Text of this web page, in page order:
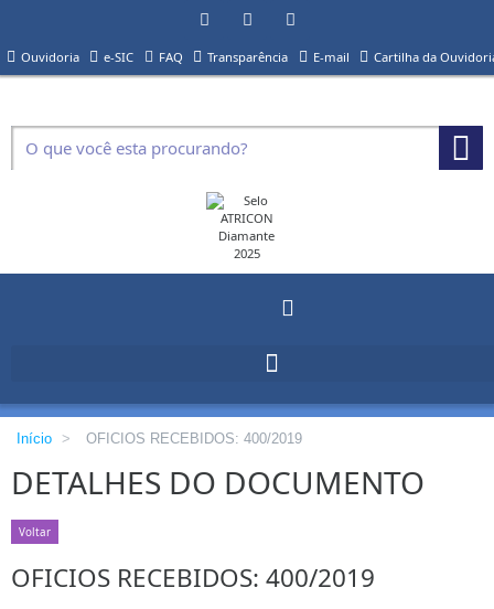
Ouvidoria e-SIC FAQ Transparência E-mail Cartilha da
Início > OFICIOS RECEBIDOS: 400/2019
DETALHES DO DOCUMENTO
Voltar
OFICIOS RECEBIDOS: 400/2019